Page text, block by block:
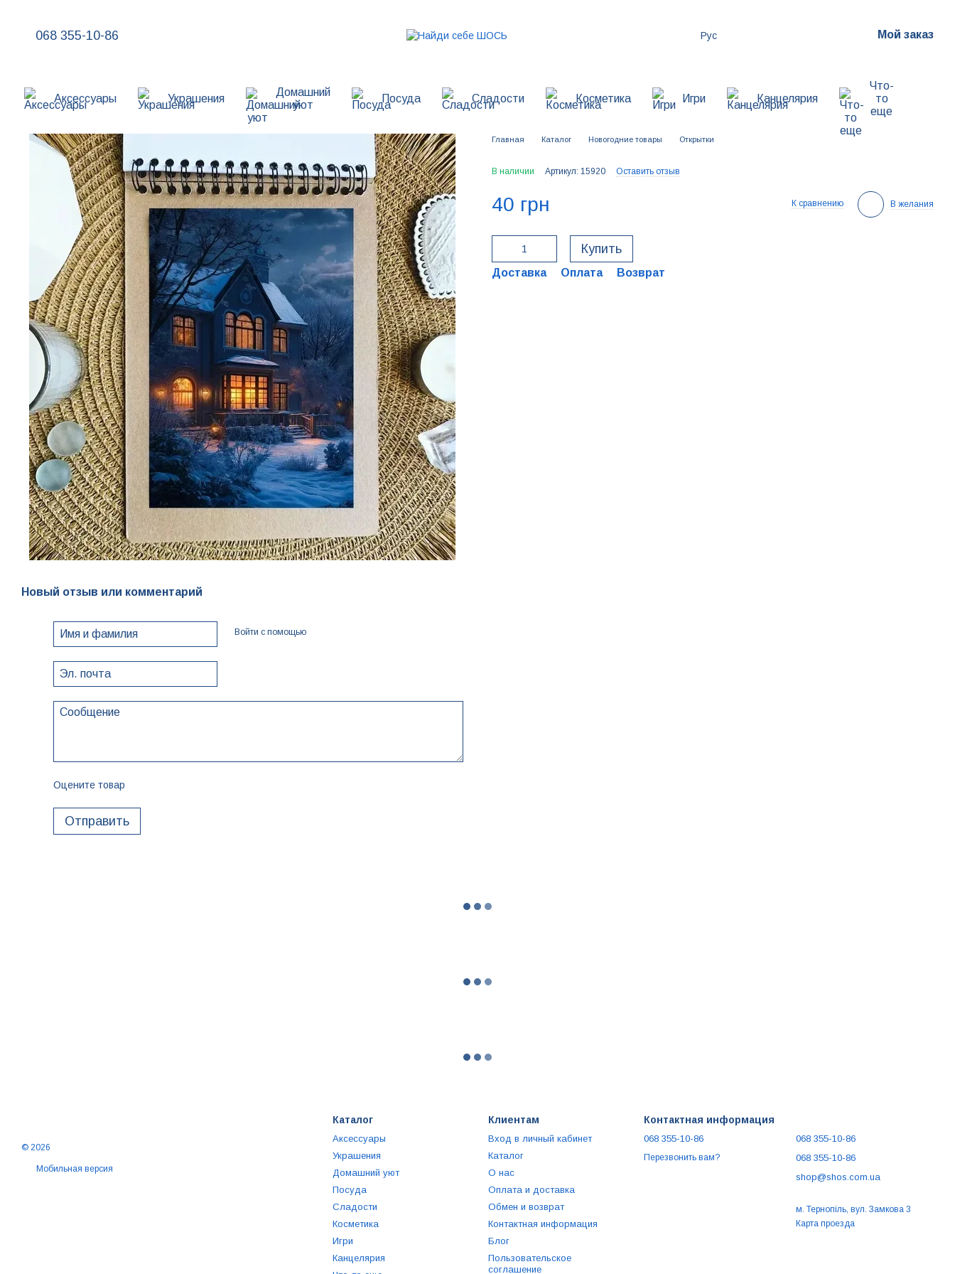
068 355-10-86 Рус Мой заказ
Аксессуары Украшения
Домашний
уют
Посуда Сладости Косметика Игри Канцелярия
Что-
то
еще
Новый отзыв или комментарий
Войти с помощью
Оцените товар
Отправить
Главная Каталог Новогодние товары Открытки
В наличии Артикул: 15920 Оставить отзыв
40 грн К сравнению В желания
Купить
Доставка Оплата Возврат
© 2026
Мобильная версия
Каталог
Аксессуары
Украшения
Домашний уют
Посуда
Сладости
Косметика
Игри
Канцелярия
Клиентам
Вход в личный кабинет
Каталог
О нас
Оплата и доставка
Обмен и возврат
Контактная информация
Блог
Пользовательское
соглашение
Контактная информация
068 355-10-86
Перезвонить вам?
068 355-10-86
068 355-10-86
shop@shos.com.ua
м. Тернопіль, вул. Замкова 3
Карта проезда